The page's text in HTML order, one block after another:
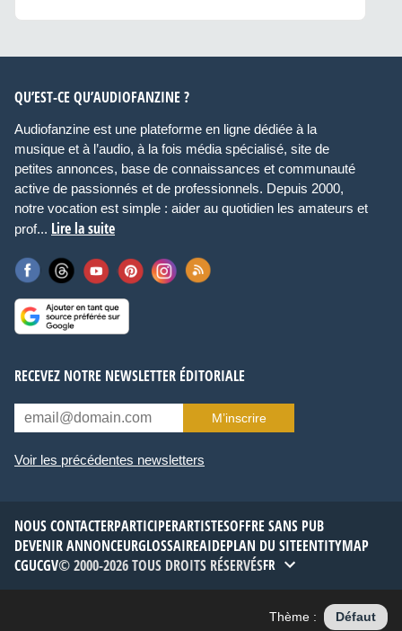
QU’EST-CE QU’AUDIOFANZINE ?
Audiofanzine est une plateforme en ligne dédiée à la
musique et à l’audio, à la fois média spécialisé, site de
petites annonces, base de connaissances et communauté
active de passionnés et de professionnels. Depuis 2000,
notre vocation est simple : aider au quotidien les amateurs et
prof... Lire la suite
RECEVEZ NOTRE NEWSLETTER ÉDITORIALE
M’inscrire
Voir les précédentes newsletters
NOUS CONTACTERPARTICIPERARTISTESOFFRE SANS PUB
DEVENIR ANNONCEURGLOSSAIREAIDEPLAN DU SITEENTITYMAP
CGUCGV© 2000-2026 TOUS DROITS RÉSERVÉSFR
Thème : Défaut